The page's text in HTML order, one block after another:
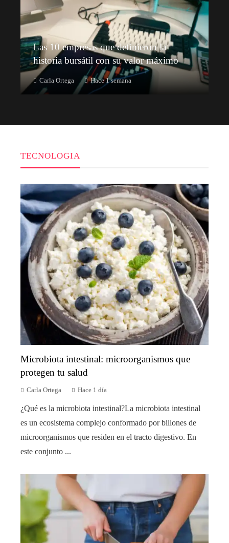
Las 10 empresas que definieron la
historia bursátil con su valor máximo
Carla Ortega Hace 1 semana
TECNOLOGIA
Microbiota intestinal: microorganismos que
protegen tu salud
Carla Ortega Hace 1 día
¿Qué es la microbiota intestinal?La microbiota intestinal
es un ecosistema complejo conformado por billones de
microorganismos que residen en el tracto digestivo. En
este conjunto ...